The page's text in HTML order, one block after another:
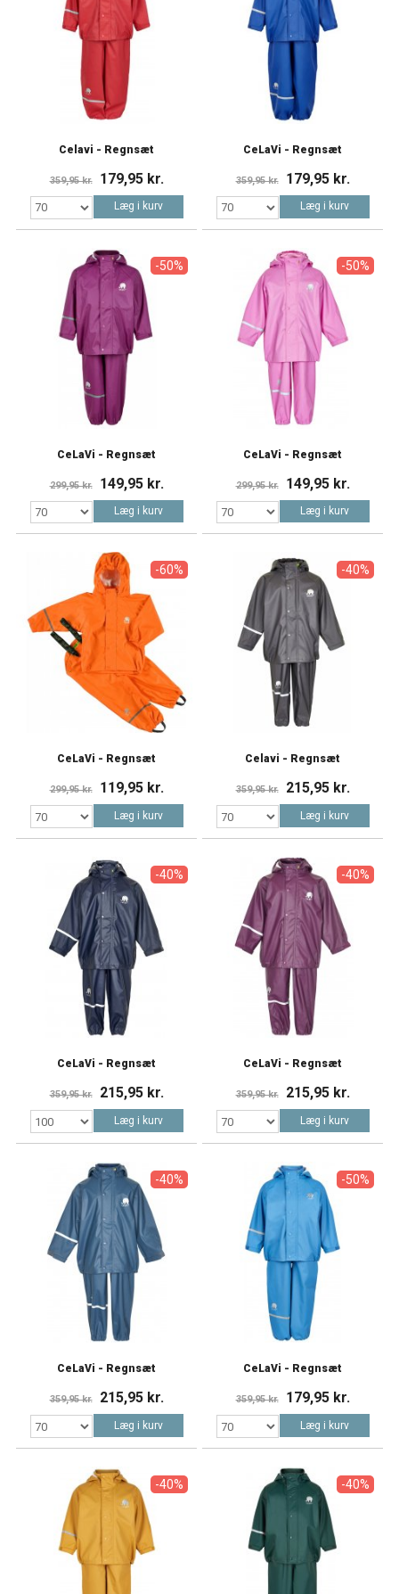
Celavi - Regnsæt
359,95 kr. 179,95 kr.
Læg i kurv
CeLaVi - Regnsæt
359,95 kr. 179,95 kr.
Læg i kurv
-50%
CeLaVi - Regnsæt
299,95 kr. 149,95 kr.
Læg i kurv
-50%
CeLaVi - Regnsæt
299,95 kr. 149,95 kr.
Læg i kurv
-60%
CeLaVi - Regnsæt
299,95 kr. 119,95 kr.
Læg i kurv
-40%
Celavi - Regnsæt
359,95 kr. 215,95 kr.
Læg i kurv
-40%
CeLaVi - Regnsæt
359,95 kr. 215,95 kr.
Læg i kurv
-40%
CeLaVi - Regnsæt
359,95 kr. 215,95 kr.
Læg i kurv
-40%
CeLaVi - Regnsæt
359,95 kr. 215,95 kr.
Læg i kurv
-50%
CeLaVi - Regnsæt
359,95 kr. 179,95 kr.
Læg i kurv
-40% -40%